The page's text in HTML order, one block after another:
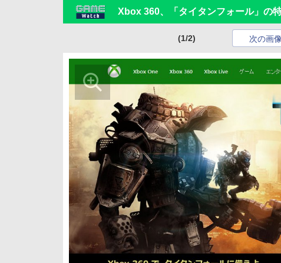
Xbox 360、「タイタンフォール」の
(1/2) 次の画像